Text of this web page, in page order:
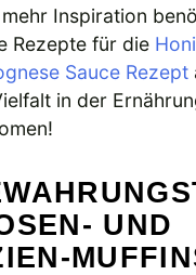
Inspiration
Rezepte für die
Sauce Rezept
in der
UND